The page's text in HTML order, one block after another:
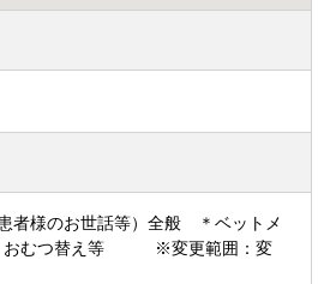
者様のお世話等）全般 ＊ベットメ
・おむつ替え等 ※変更範囲：変